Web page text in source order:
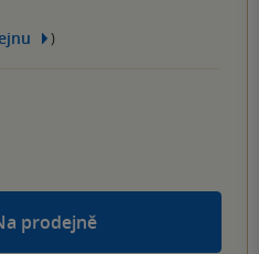
)
prodejně